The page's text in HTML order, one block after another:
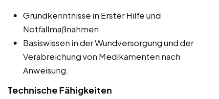
Grundkenntnisse in Erster Hilfe und
Notfallmaßnahmen.
Basiswissen in der Wundversorgung und der
Verabreichung von Medikamenten nach
Anweisung.
Technische Fähigkeiten